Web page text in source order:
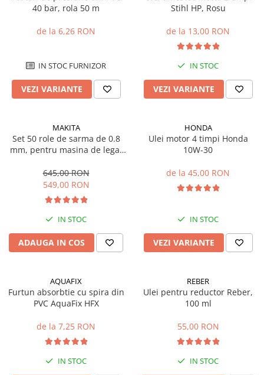
Aparate de vidat
Masini de framantat aluat
Masini de taitei
Masini de tocat carne
Razatoare branzeturi
Storcatoare de rosii
Accesorii articole de bucatarie
Gradina & Terasa
Mobilier gradina
Depozitare gradina
Gratare si accesorii
Piscine
Echipamente curatenie
Aspiratoare
Freze de zapada
Suflante & Aspiratoare frunze
Accesorii echipamente curatenie
Unelte de gradinarit
40 bar, rola 50 m
de la 6,26 RON
IN STOC FURNIZOR
VEZI VARIANTE
Stihl HP, Rosu
de la 13,00 RON
IN STOC
VEZI VARIANTE
MAKITA
Set 50 role de sarma de 0.8
mm, pentru masina de legat
645,00 RON
549,00 RON
IN STOC
ADAUGA IN COS
HONDA
Ulei motor 4 timpi Honda
10W-30
de la 45,00 RON
IN STOC
VEZI VARIANTE
AQUAFIX
Furtun absorbtie cu spira din
PVC AquaFix HFX
de la 7,25 RON
IN STOC
REBER
Ulei pentru reductor Reber,
100 ml
55,00 RON
IN STOC